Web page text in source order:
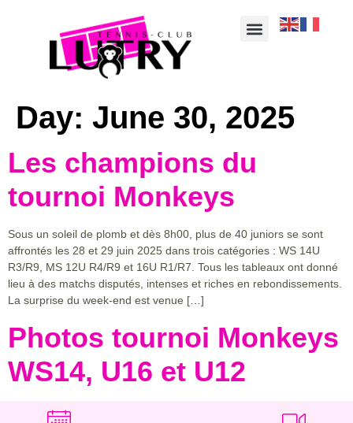
Day: June 30, 2025
Les champions du
tournoi Monkeys
Sous un soleil de plomb et dès 8h00, plus de 40 juniors se sont
affrontés les 28 et 29 juin 2025 dans trois catégories : WS 14U
R3/R9, MS 12U R4/R9 et 16U R1/R7. Tous les tableaux ont donné
lieu à des matchs disputés, intenses et riches en rebondissements.
La surprise du week-end est venue […]
Photos tournoi Monkeys
WS14, U16 et U12